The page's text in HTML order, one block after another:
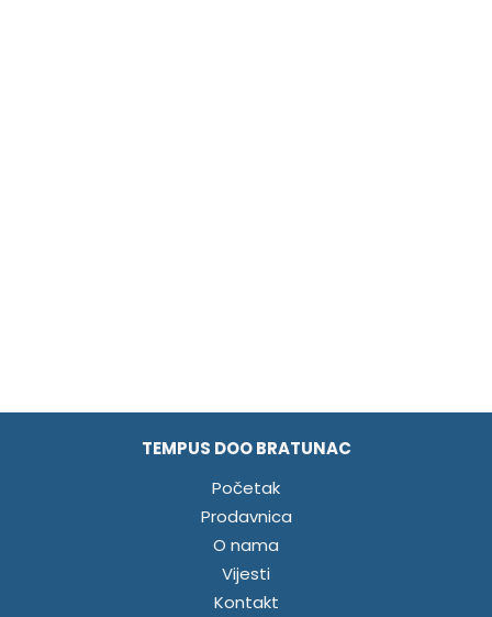
TEMPUS DOO BRATUNAC
Početak
Prodavnica
O nama
Vijesti
Kontakt